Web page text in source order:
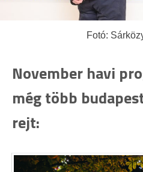
Fotó:
November havi
még több
rejt: